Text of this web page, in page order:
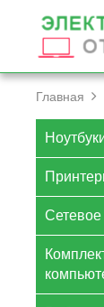
Главная